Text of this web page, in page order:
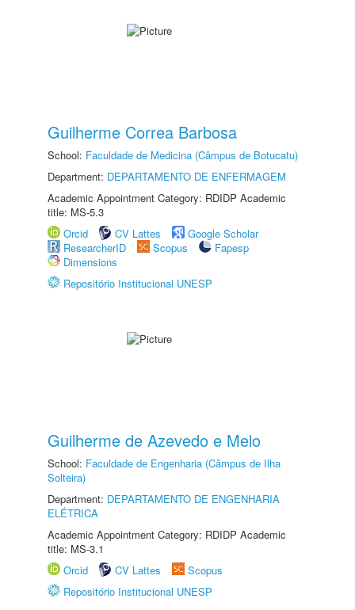
Guilherme Correa Barbosa
School: Faculdade de Medicina (Câmpus de Botucatu)
Department: DEPARTAMENTO DE ENFERMAGEM
Academic Appointment Category: RDIDP Academic
title: MS-5.3
Orcid
CV Lattes
Google Scholar
ResearcherID
Scopus
Fapesp
Dimensions
Repositório Institucional UNESP
Guilherme de Azevedo e Melo
School: Faculdade de Engenharia (Câmpus de Ilha
Solteira)
Department: DEPARTAMENTO DE ENGENHARIA
ELÉTRICA
Academic Appointment Category: RDIDP Academic
title: MS-3.1
Orcid
CV Lattes
Scopus
Repositório Institucional UNESP